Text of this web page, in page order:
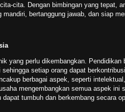
cita. Dengan bimbingan yang tepat,
bertanggung jawab, dan siap
yang perlu dikembangkan. Pendidikan
setiap orang dapat
berbagai aspek, seperti
mengembangkan semua aspek ini
tumbuh dan berkembang secara